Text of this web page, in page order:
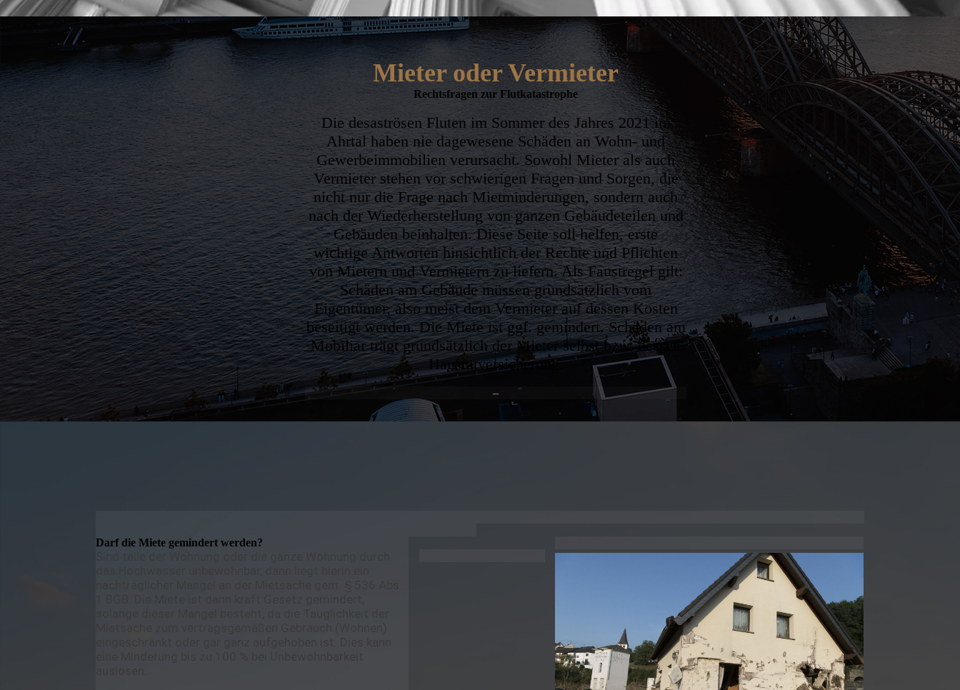
Mieter oder Vermieter
Rechtsfragen zur Flutkatastrophe
Die desaströsen Fluten im Sommer des Jahres 2021 im
Ahrtal haben nie dagewesene Schäden an Wohn- und
Gewerbeimmobilien verursacht. Sowohl Mieter als auch
Vermieter stehen vor schwierigen Fragen und Sorgen, die
nicht nur die Frage nach Mietminderungen, sondern auch
nach der Wiederherstellung von ganzen Gebäudeteilen und
Gebäuden beinhalten. Diese Seite soll helfen, erste
wichtige Antworten hinsichtlich der Rechte und Pflichten
von Mietern und Vermietern zu liefern. Als Faustregel gilt:
Schäden am Gebäude müssen grundsätzlich vom
Eigentümer, also meist dem Vermieter auf dessen Kosten
beseitigt werden. Die Miete ist ggf. gemindert. Schäden am
Mobiliar trägt grundsätzlich der Mieter selbst bzw. dessen
Hausratversicherung.
–
Darf die Miete gemindert werden?